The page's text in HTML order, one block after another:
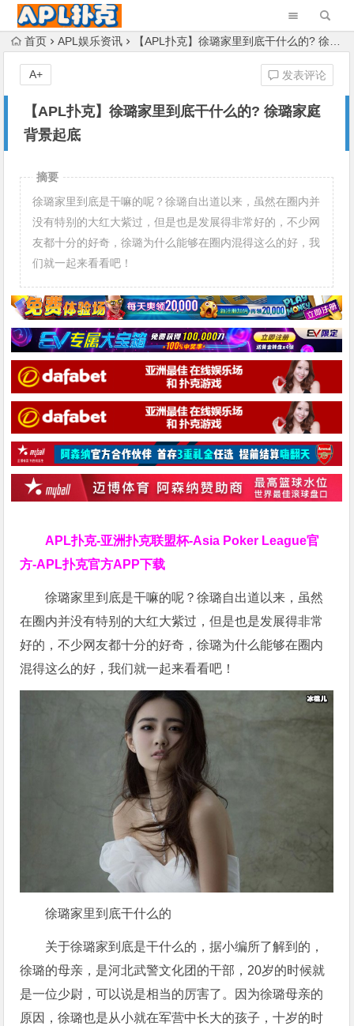
首页 APL娱乐资讯 【APL扑克】徐璐家里到底干什么的? 徐璐家庭背景起底
【APL扑克】徐璐家里到底干什么的? 徐璐家庭
背景起底
发表评论
A+
摘要
徐璐家里到底是干嘛的呢？徐璐自出道以来，虽然在圈内并
没有特别的大红大紫过，但是也是发展得非常好的，不少网
友都十分的好奇，徐璐为什么能够在圈内混得这么的好，我
们就一起来看看吧！
APL扑克-亚洲扑克联盟杯-Asia Poker League官
方-APL扑克官方APP下载
徐璐家里到底是干嘛的呢？徐璐自出道以来，虽然
在圈内并没有特别的大红大紫过，但是也是发展得非常
好的，不少网友都十分的好奇，徐璐为什么能够在圈内
混得这么的好，我们就一起来看看吧！
徐璐家里到底干什么的
关于徐璐家到底是干什么的，据小编所了解到的，
徐璐的母亲，是河北武警文化团的干部，20岁的时候就
是一位少尉，可以说是相当的厉害了。因为徐璐母亲的
原因，徐璐也是从小就在军营中长大的孩子，十岁的时